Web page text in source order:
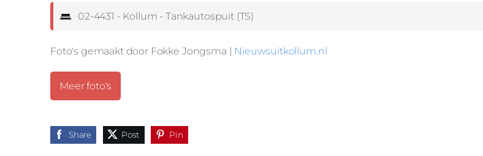
02-4431 - Kollum - Tankautospuit (TS)
Foto's gemaakt door Fokke Jongsma | Nieuwsuitkollum.nl
Meer foto's
Share Post Pin